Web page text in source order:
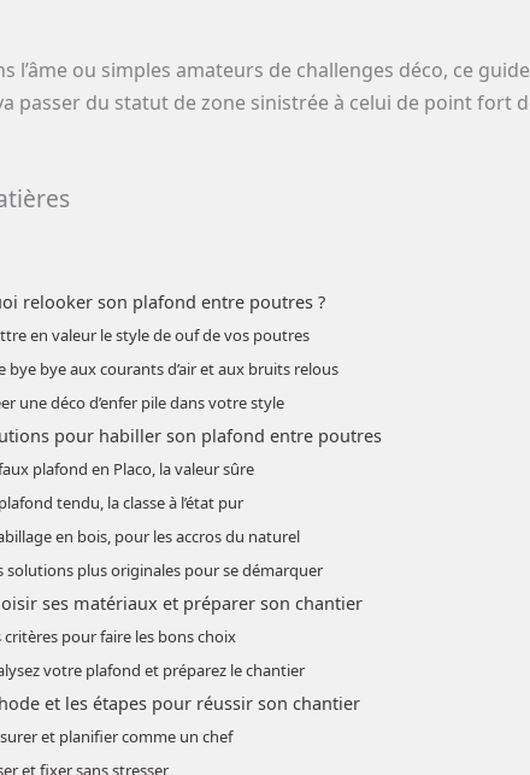
l’âme ou simples amateurs de challenges déco, ce
passer du statut de zone sinistrée à celui de point fort
relooker son plafond entre poutres ?
en valeur le style de ouf de vos poutres
bye bye aux courants d’air et aux bruits relous
une déco d’enfer pile dans votre style
pour habiller son plafond entre poutres
plafond en Placo, la valeur sûre
tendu, la classe à l’état pur
en bois, pour les accros du naturel
solutions plus originales pour se démarquer
ses matériaux et préparer son chantier
critères pour faire les bons choix
votre plafond et préparez le chantier
et les étapes pour réussir son chantier
et planifier comme un chef
et fixer sans stresser